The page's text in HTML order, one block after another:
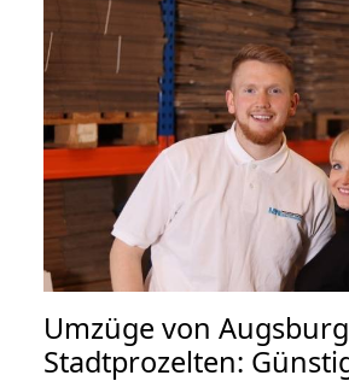
Umzüge von
Stadtprozelten: